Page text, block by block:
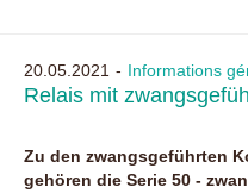
20.05.2021 Informations
Relais mit
Zu den zwangsgeführten
gehören die Serie 50 -